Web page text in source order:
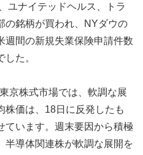
ユナイテッドヘルス、トラ
の銘柄が買われ、NYダウの
週間の新規失業保険申請件数
た。
京株式市場では、軟調な展
株価は、18日に反発したも
ています。週末要因から積極
半導体関連株が軟調な展開を